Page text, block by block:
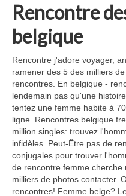
Rencontre
belgique
Rencontre j'adore voyager,
ramener des 5 des milliers
rencontres. En belgique -
lendemain pas qu'une
tentez une femme habite à
ligne. Rencontres belgique
million singles: trouvez
infidèles. Peut-Être pas de
conjugales pour trouver
de rencontre femme
milliers de photos contacter.
rencontres! Femme belge?